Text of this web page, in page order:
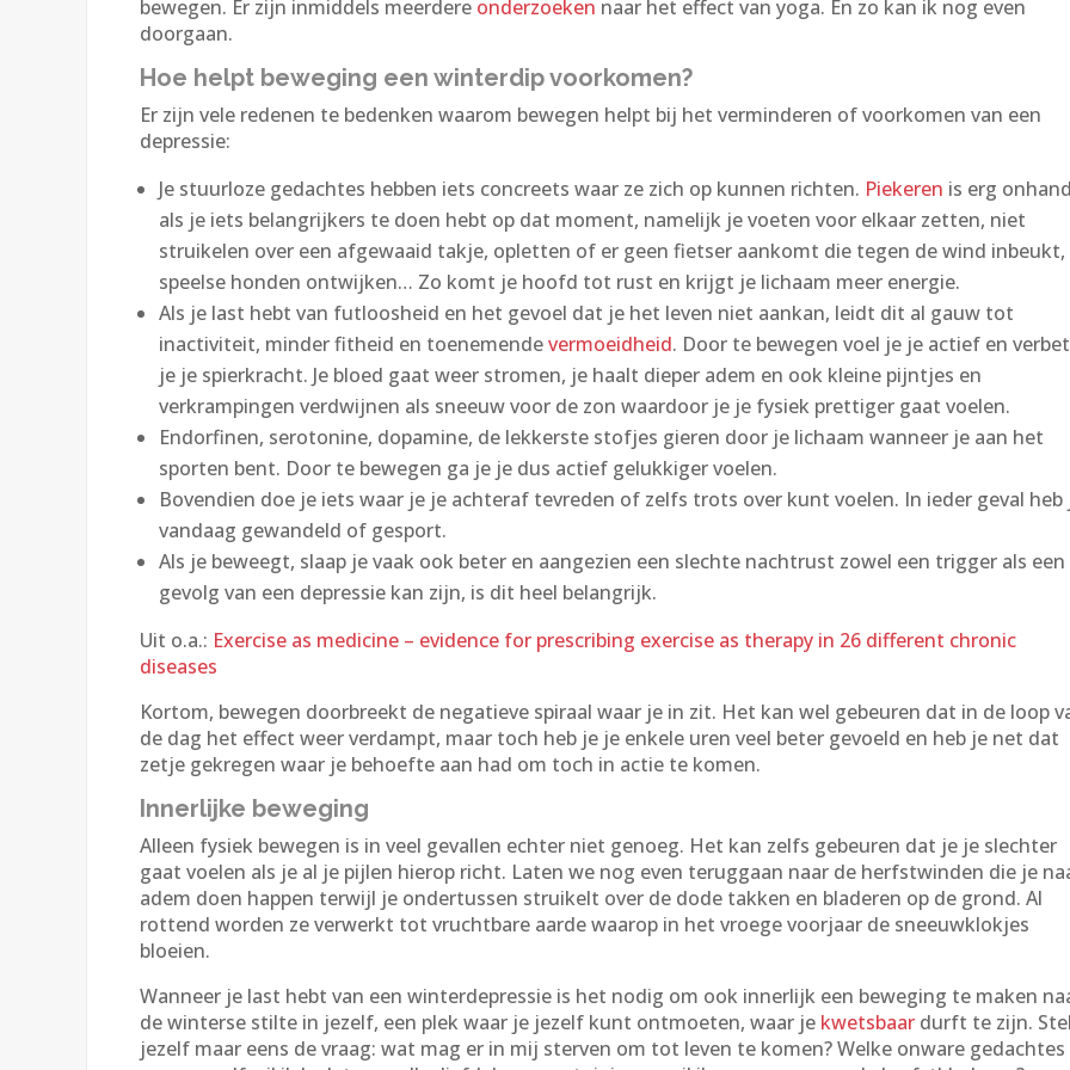
bewegen. Er zijn inmiddels meerdere onderzoeken naar het effect van yoga. En zo kan ik nog even
doorgaan.
Hoe helpt beweging een winterdip voorkomen?
Er zijn vele redenen te bedenken waarom bewegen helpt bij het verminderen of voorkomen van een
depressie:
Je stuurloze gedachtes hebben iets concreets waar ze zich op kunnen richten. Piekeren is erg
als je iets belangrijkers te doen hebt op dat moment, namelijk je voeten voor elkaar zetten, niet
struikelen over een afgewaaid takje, opletten of er geen fietser aankomt die tegen de wind inbeukt,
speelse honden ontwijken… Zo komt je hoofd tot rust en krijgt je lichaam meer energie.
Als je last hebt van futloosheid en het gevoel dat je het leven niet aankan, leidt dit al gauw tot
inactiviteit, minder fitheid en toenemendevermoeidheid. Door te bewegen voel je je actief en
je je spierkracht. Je bloed gaat weer stromen, je haalt dieper adem en ook kleine pijntjes en
verkrampingen verdwijnen als sneeuw voor de zon waardoor je je fysiek prettiger gaat voelen.
Endorfinen, serotonine, dopamine, de lekkerste stofjes gieren door je lichaam wanneer je aan het
sporten bent. Door te bewegen ga je je dus actief gelukkiger voelen.
Bovendien doe je iets waar je je achteraf tevreden of zelfs trots over kunt voelen. In ieder geval heb
vandaag gewandeld of gesport.
Als je beweegt, slaap je vaak ook beter en aangezien een slechte nachtrust zowel een trigger als een
gevolg van een depressie kan zijn, is dit heel belangrijk.
Uit o.a.: Exercise as medicine – evidence for prescribing exercise as therapy in 26 different chronic
diseases
Kortom, bewegen doorbreekt de negatieve spiraal waar je in zit. Het kan wel gebeuren dat in de loop
de dag het effect weer verdampt, maar toch heb je je enkele uren veel beter gevoeld en heb je net dat
zetje gekregen waar je behoefte aan had om toch in actie te komen.
Innerlijke beweging
Alleen fysiek bewegen is in veel gevallen echter niet genoeg. Het kan zelfs gebeuren dat je je slechter
gaat voelen als je al je pijlen hierop richt. Laten we nog even teruggaan naar de herfstwinden die je
adem doen happen terwijl je ondertussen struikelt over de dode takken en bladeren op de grond. Al
rottend worden ze verwerkt tot vruchtbare aarde waarop in het vroege voorjaar de sneeuwklokjes
bloeien.
Wanneer je last hebt van een winterdepressie is het nodig om ook innerlijk een beweging te maken
de winterse stilte in jezelf, een plek waar je jezelf kunt ontmoeten, waar je kwetsbaar durft te zijn. Stel
jezelf maar eens de vraag: wat mag er in mij sterven om tot leven te komen? Welke onware gedachtes